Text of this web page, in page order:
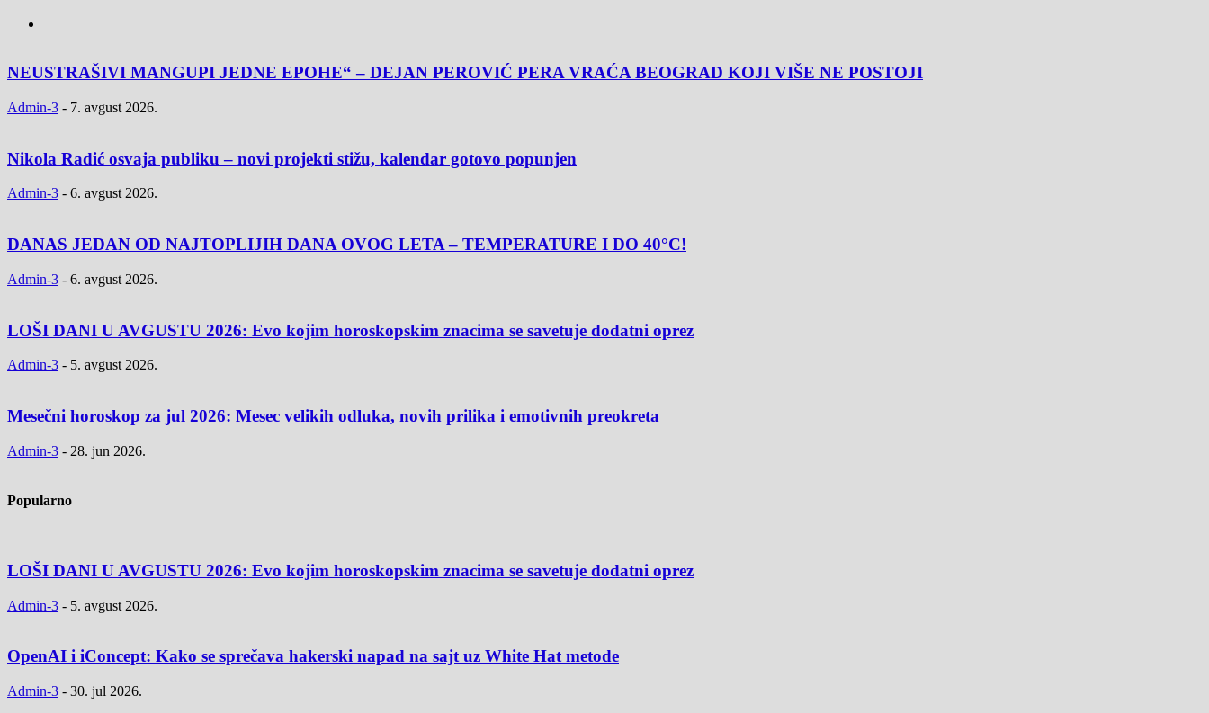
NEUSTRAŠIVI MANGUPI JEDNE EPOHE“ – DEJAN PEROVIĆ PERA VRAĆA BEOGRAD KOJI VIŠE NE POSTOJI
Admin-3 - 7. avgust 2026.
Nikola Radić osvaja publiku – novi projekti stižu, kalendar gotovo popunjen
Admin-3 - 6. avgust 2026.
DANAS JEDAN OD NAJTOPLIJIH DANA OVOG LETA – TEMPERATURE I DO 40°C!
Admin-3 - 6. avgust 2026.
LOŠI DANI U AVGUSTU 2026: Evo kojim horoskopskim znacima se savetuje dodatni oprez
Admin-3 - 5. avgust 2026.
Mesečni horoskop za jul 2026: Mesec velikih odluka, novih prilika i emotivnih preokreta
Admin-3 - 28. jun 2026.
Popularno
LOŠI DANI U AVGUSTU 2026: Evo kojim horoskopskim znacima se savetuje dodatni oprez
Admin-3 - 5. avgust 2026.
OpenAI i iConcept: Kako se sprečava hakerski napad na sajt uz White Hat metode
Admin-3 - 30. jul 2026.